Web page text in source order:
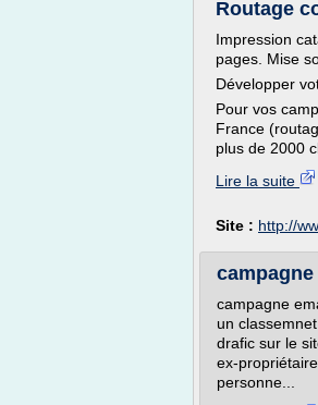
Routage
Impression
pages. Mise
Développer
Pour vos
France
plus de 2000
Lire la suite
Site : http://
campagne
un
drafic sur le
ex-
personne...